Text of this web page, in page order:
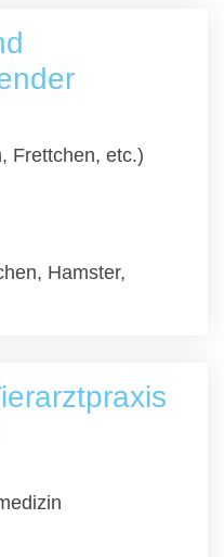
Frettchen, etc.)
Hamster,